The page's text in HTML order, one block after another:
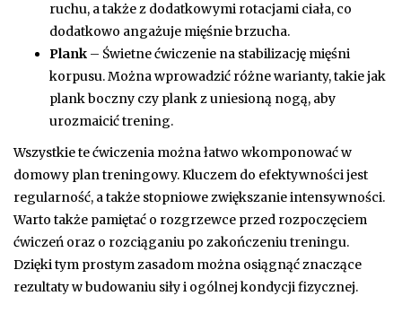
ruchu, a także z dodatkowymi rotacjami ciała, co
dodatkowo angażuje mięśnie brzucha.
Plank – Świetne ćwiczenie na stabilizację mięśni
korpusu. Można wprowadzić różne warianty, takie jak
plank boczny czy plank z uniesioną nogą, aby
urozmaicić trening.
Wszystkie te ćwiczenia można łatwo wkomponować w
domowy plan treningowy. Kluczem do efektywności jest
regularność, a także stopniowe zwiększanie intensywności.
Warto także pamiętać o rozgrzewce przed rozpoczęciem
ćwiczeń oraz o rozciąganiu po zakończeniu treningu.
Dzięki tym prostym zasadom można osiągnąć znaczące
rezultaty w budowaniu siły i ogólnej kondycji fizycznej.